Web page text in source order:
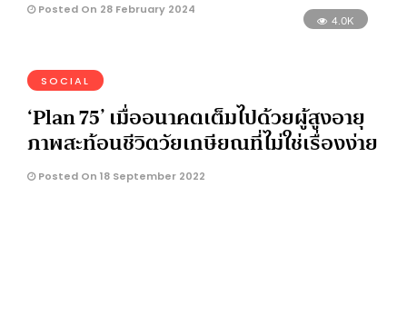
Posted On 28 February 2024
4.0K
SOCIAL
‘Plan 75’ เมื่ออนาคตเต็มไปด้วยผู้สูงอายุ
ภาพสะท้อนชีวิตวัยเกษียณที่ไม่ใช่เรื่องง่าย
Posted On 18 September 2022